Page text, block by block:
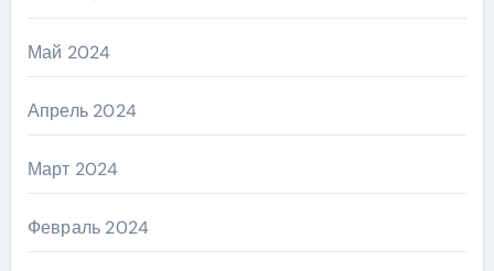
Май 2024
Апрель 2024
Март 2024
Февраль 2024